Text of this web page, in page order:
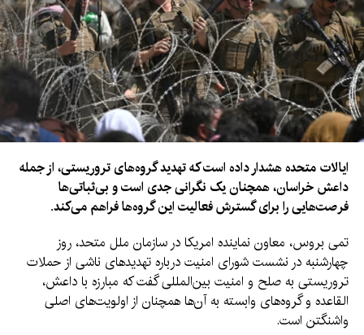
ایالات متحده هشدار داده است که تهدید گروه‌های تروریستی، از جمله
داعش خراسان، همچنان یک نگرانی جدی است و بی‌ثباتی‌ها
فرصت‌هایی را برای گسترش فعالیت این گروه‌ها فراهم می‌کند.
تمی بروس، معاون نماینده امریکا در سازمان ملل متحد، روز
چهارشنبه در نشست شورای امنیت درباره تهدیدهای ناشی از حملات
تروریستی به صلح و امنیت بین‌المللی گفت که مبارزه با داعش،
القاعده و گروه‌های وابسته به آن‌ها همچنان از اولویت‌های اصلی
واشنگتن است.